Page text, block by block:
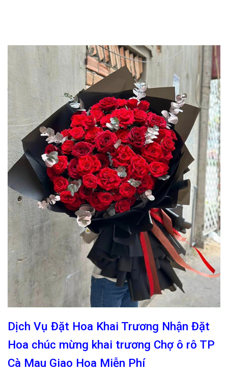
Dịch Vụ Đặt Hoa Khai Trương Nhận Đặt
Hoa chúc mừng khai trương Chợ ô rô TP
Cà Mau Giao Hoa Miễn Phí